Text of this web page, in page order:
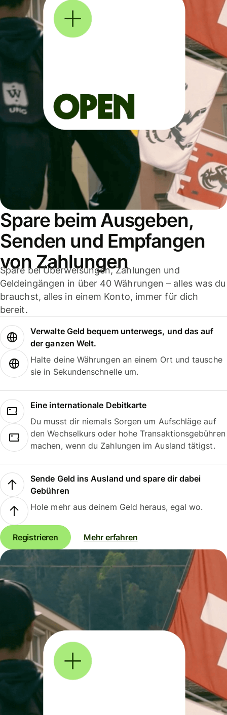
Spare beim Ausgeben,
Senden und Empfangen
von Zahlungen
Spare bei Überweisungen, Zahlungen und
Geldeingängen in über 40 Währungen – alles was du
brauchst, alles in einem Konto, immer für dich
bereit.
Verwalte Geld bequem unterwegs, und das auf
der ganzen Welt.
Halte deine Währungen an einem Ort und tausche
sie in Sekundenschnelle um.
Eine internationale Debitkarte
Du musst dir niemals Sorgen um Aufschläge auf
den Wechselkurs oder hohe Transaktionsgebühren
machen, wenn du Zahlungen im Ausland tätigst.
Sende Geld ins Ausland und spare dir dabei
Gebühren
Hole mehr aus deinem Geld heraus, egal wo.
Registrieren Mehr erfahren